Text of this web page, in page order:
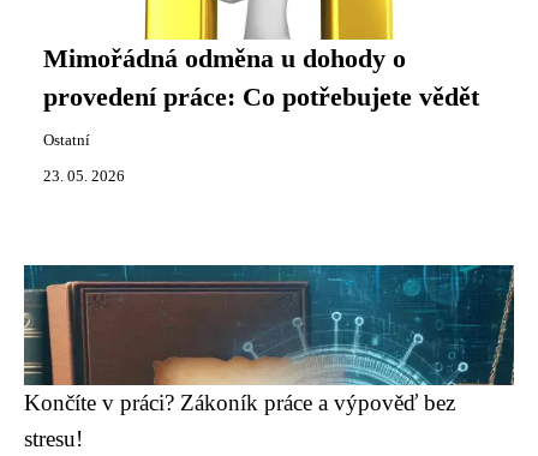
Mimořádná odměna u dohody o
provedení práce: Co potřebujete vědět
Ostatní
23. 05. 2026
Končíte v práci? Zákoník práce a výpověď bez
stresu!